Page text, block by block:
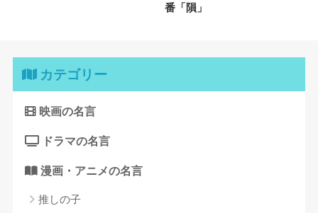
番「隕」
カテゴリー
映画の名言
ドラマの名言
漫画・アニメの名言
推しの子